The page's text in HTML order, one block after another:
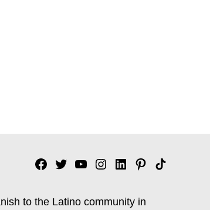
Facebook
TwitterYouTubeInstagram
Linkedin
Pinterest
Tik
to the Latino community in